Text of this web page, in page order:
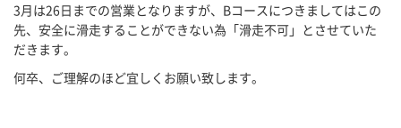
3月は26日までの営業となりますが、Bコースにつきましてはこの
先、安全に滑走することができない為「滑走不可」とさせていた
だきます。
何卒、ご理解のほど宜しくお願い致します。